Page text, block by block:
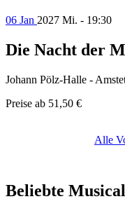
06 Jan 2027 Mi. - 19:30
Die Nacht der
Johann Pölz-Halle -
Preise ab 51,50 €
Alle
Beliebte